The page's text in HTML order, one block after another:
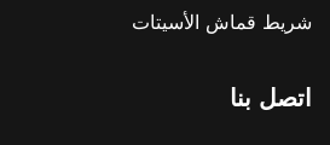
شريط قماش الأسيتات
اتصل بنا